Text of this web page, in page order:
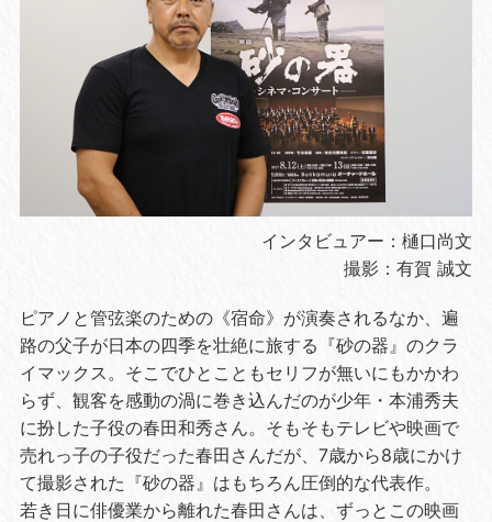
インタビュアー ：樋口尚文
撮影 ：有賀 誠文
ピアノと管弦楽のための《宿命》が演奏されるなか、遍
路の父子が日本の四季を壮絶に旅する『砂の器』のクラ
イマックス。そこでひとこともセリフが無いにもかかわ
らず、観客を感動の渦に巻き込んだのが少年・本浦秀夫
に扮した子役の春田和秀さん。そもそもテレビや映画で
売れっ子の子役だった春田さんだが、7歳から8歳にかけ
て撮影された『砂の器』はもちろん圧倒的な代表作。
若き日に俳優業から離れた春田さんは、ずっとこの映画